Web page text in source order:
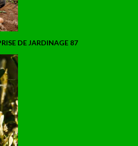
DE JARDINAGE 87